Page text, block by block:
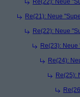
Re(22): Neue
Re(21): Neue
Re(22): Neue
Re(23):
Re(24):
Re(25):